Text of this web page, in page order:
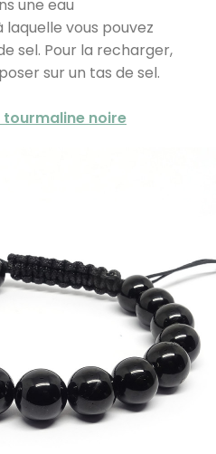
une eau
vous pouvez
sel. Pour la recharger,
sur un tas de sel.
tourmaline noire